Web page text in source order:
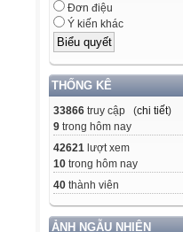
Đơn điệu
Ý kiến khác
THỐNG KÊ
33866 truy cập (chi tiết)
9 trong hôm nay
42621 lượt xem
10 trong hôm nay
40 thành viên
ẢNH NGẪU NHIÊN